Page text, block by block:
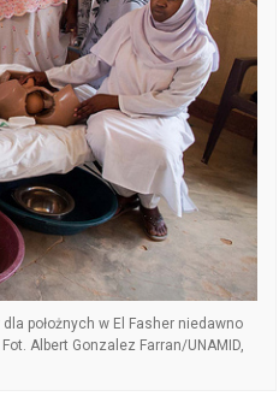
położnych w El Fasher niedawno
Albert Gonzalez Farran/UNAMID,